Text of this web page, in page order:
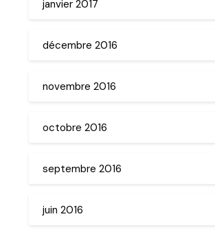
janvier 2017
décembre 2016
novembre 2016
octobre 2016
septembre 2016
juin 2016